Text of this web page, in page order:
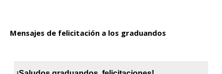
Mensajes de felicitación a los graduandos